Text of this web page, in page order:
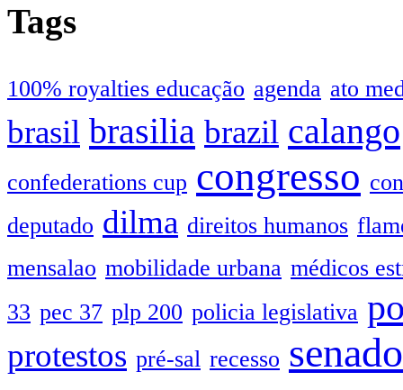
Tags
100% royalties educação agenda ato
brasil brasilia brazil calango
confederations cup congresso
deputado dilma direitos humanos
mensalao mobilidade urbana médicos
33 pec 37 plp 200 policia legislativa
protestos pré-sal recesso senado